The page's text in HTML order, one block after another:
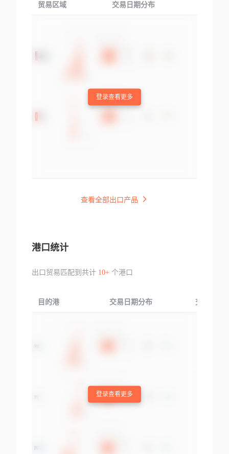
贸易区域 交易日期分布
登录查看更多
查看全部出口产品
港口统计
出口贸易匹配到共计 10+个港口
目的港 交易日期分布 交易产品
登录查看更多